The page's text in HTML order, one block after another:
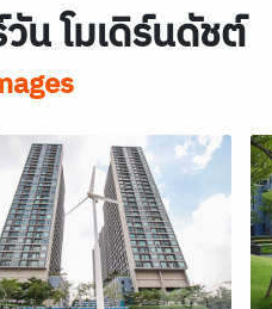
น โมเดิร์นดัชต์